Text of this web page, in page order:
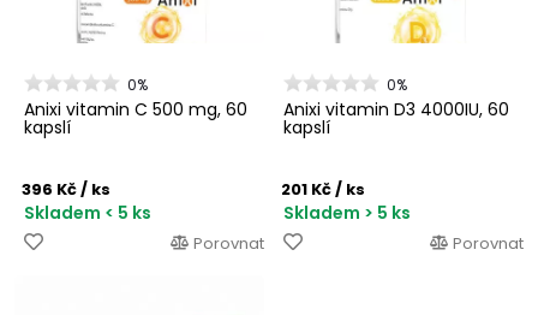
0%
Anixi vitamin C 500 mg, 60
kapslí
396 Kč/ ks
Skladem < 5 ks
Porovnat
0%
Anixi vitamin D3 4000IU, 60
kapslí
201 Kč/ ks
Skladem > 5 ks
Porovnat